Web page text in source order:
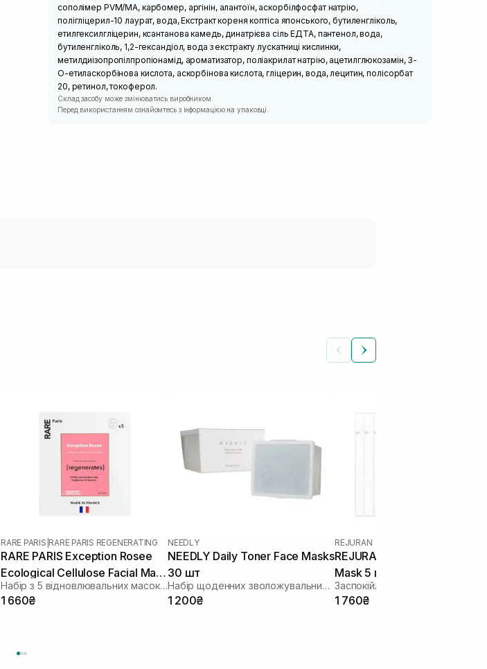
сополімер PVM/MA, карбомер, аргінін, алантоїн, аскорбілфосфат натрію,
полігліцерил-10 лаурат, вода, Екстракт кореня коптіса японського, бутиленгліколь,
етилгексилгліцерин, ксантанова камедь, динатрієва сіль ЕДТА, пантенол, вода,
бутиленгліколь, 1,2-гександіол, вода з екстракту лускатниці кислинки,
метилдиізопропілпропіонамід, ароматизатор, поліакрилат натрію, ацетилглюкозамін, 3-
O-етиласкорбінова кислота, аскорбінова кислота, гліцерин, вода, лецитин, полісорбат
20, ретинол, токоферол.
Склад засобу може змінюватись виробником.
Перед використанням ознайомтесь з інформацією на упаковці.
RARE PARIS RARE PARIS REGENERATING
RARE PARIS Exception Rosee
Ecological Cellulose Facial Mask
5 шт* 23 мл
Набір з 5 відновлювальних масок для обличчя з керамідами, омега-3 і омега-6
1 660₴
NEEDLY
NEEDLY Daily Toner Face Masks
30 шт
Набір щоденних зволожувальних масок
1 200₴
REJURAN
REJURAN Recover Soothing
Mask 5 шт
1 760₴